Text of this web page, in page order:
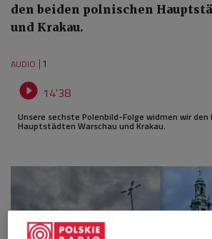
den beiden polnischen
und Krakau.
AUDIO 1
 14'38
Unsere sechste Polenbild-Folge widmen wir den
Hauptstädten Warschau und Krakau.